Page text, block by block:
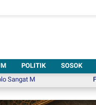
POLITIK SOSOK
Pikolo 6, Ajak